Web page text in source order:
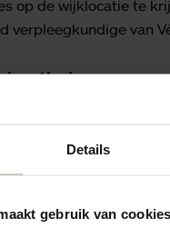
Details
gebruik van cookies
op de wijklocatie te
verpleegkundige van
zorgverzekeraar
om meer
ziekenhuizen